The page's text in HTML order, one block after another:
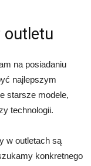
outletu
na posiadaniu
najlepszym
starsze modele,
technologii.
w outletach są
konkretnego